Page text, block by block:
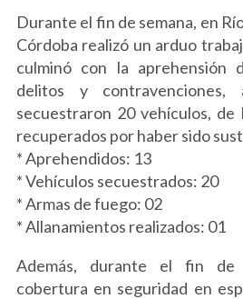
Durante el fin de semana, en
Córdoba realizó un arduo
culminó con la aprehensión
delitos y
secuestraron 20 vehículos,
recuperados por haber sido
* Aprehendidos: 13
* Vehículos secuestrados: 20
* Armas de fuego: 02
* Allanamientos realizados: 01
Además, durante el fin de
cobertura en seguridad en